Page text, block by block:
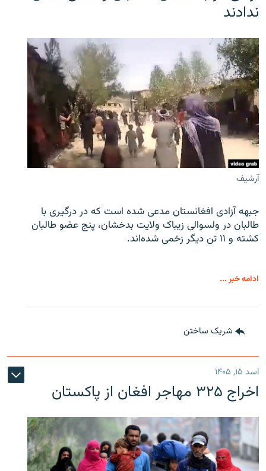
ندادند
آرشیف
جبهه آزادی افغانستان مدعی شده است که در درگیری با
طالبان در ولسوالی زیباک ولایت بدخشان، پنج عضو طالبان
کشته و ۱۱ تن دیگر زخمی شده‌اند.
ادامه خبر ...
شریک ساختن
اسد ۱۵, ۱۴۰۵
اخراج ۳۲۵ مهاجر افغان از پاکستان